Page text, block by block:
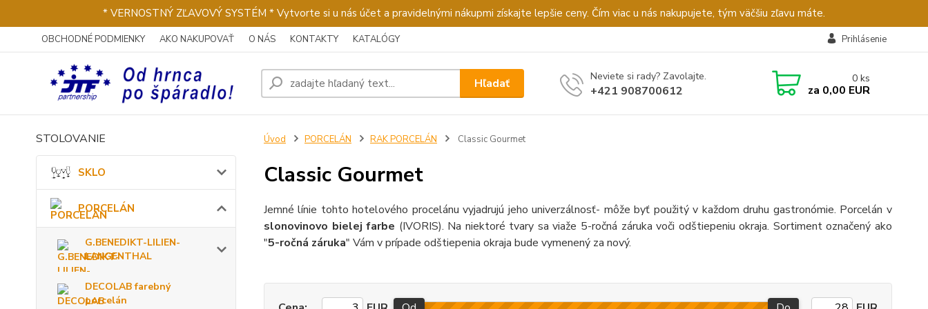
* VERNOSTNÝ ZĽAVOVÝ SYSTÉM * Vytvorte si u nás účet a pravidelnými nákupmi získajte lepšie ceny. Čím viac u nás nakupujete, tým väčšiu zľavu máte.
OBCHODNÉ PODMIENKY AKO NAKUPOVAŤ O NÁS KONTAKTY KATALÓGY Prihlásenie
Hľadať Neviete si rady? Zavolajte.
+421 908700612
0 ks
za 0,00 EUR
STOLOVANIE
SKLO
PORCELÁN
G.BENEDIKT-LILIEN-
LANGENTHAL
DECOLAB farebný
porcelán
Úvod PORCELÁN RAK PORCELÁN Classic Gourmet
Classic Gourmet
Jemné línie tohto hotelového procelánu vyjadrujú jeho univerzálnosť- môže byť použitý v každom druhu gastronómie. Porcelán v
slonovinovo bielej farbe (IVORIS). Na niektoré tvary sa viaže 5-ročná záruka voči odštiepeniu okraja. Sortiment označený ako
"5-ročná záruka" Vám v prípade odštiepenia okraja bude vymenený za nový.